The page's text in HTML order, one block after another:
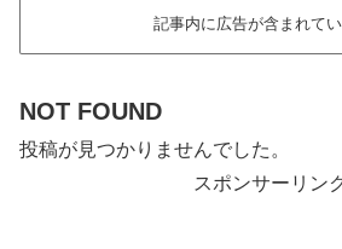
記事内に広告が含まれてい
NOT FOUND
投稿が見つかりませんでした。
スポンサーリン